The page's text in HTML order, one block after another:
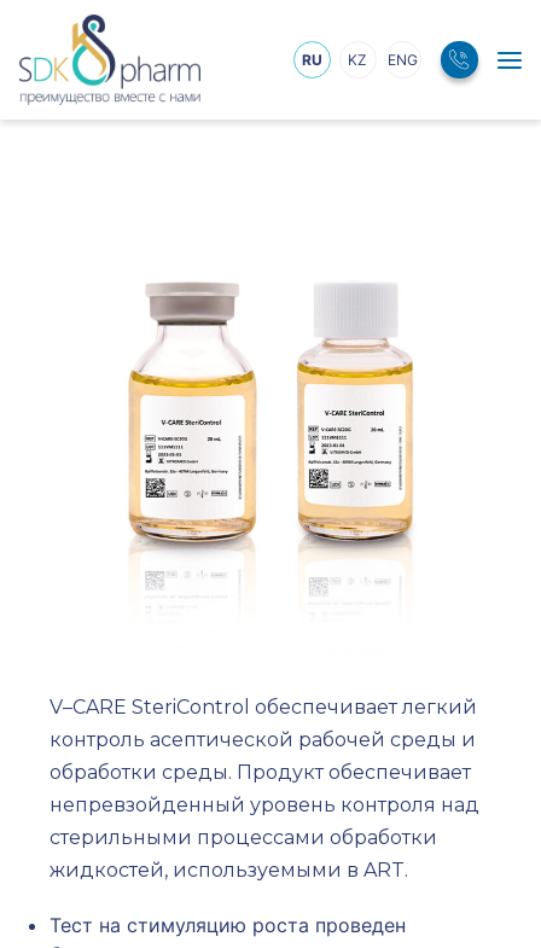
RU KZ ENG
V–CARE SteriControl обеспечивает легкий
контроль асептической рабочей среды и
обработки среды. Продукт обеспечивает
непревзойденный уровень контроля над
стерильными процессами обработки
жидкостей, используемыми в ART.
Тест на стимуляцию роста проведен